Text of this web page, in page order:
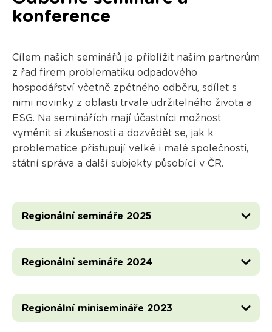
konference
Cílem našich seminářů je přiblížit našim partnerům
z řad firem problematiku odpadového
hospodářství včetně zpětného odběru, sdílet s
nimi novinky z oblasti trvale udržitelného života a
ESG. Na seminářích mají účastníci možnost
vyměnit si zkušenosti a dozvědět se, jak k
problematice přistupují velké i malé společnosti,
státní správa a další subjekty působící v ČR.
Regionální semináře 2025
Regionální semináře 2024
Regionální minisemináře 2023